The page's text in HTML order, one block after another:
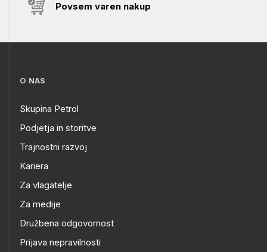
Povsem varen nakup
O NAS
Skupina Petrol
Podjetja in storitve
Trajnostni razvoj
Kariera
Za vlagatelje
Za medije
Družbena odgovornost
Prijava nepravilnosti